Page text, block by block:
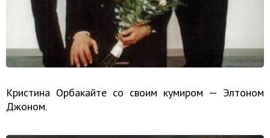
Кристина Орбакайте со своим кумиром — Элтоном
Джоном.